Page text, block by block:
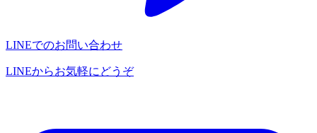
LINEでのお問い合わせ
LINEからお気軽にどうぞ